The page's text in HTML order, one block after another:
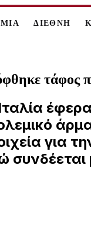
ΔΙΕΘΝΗ
τάφος
για